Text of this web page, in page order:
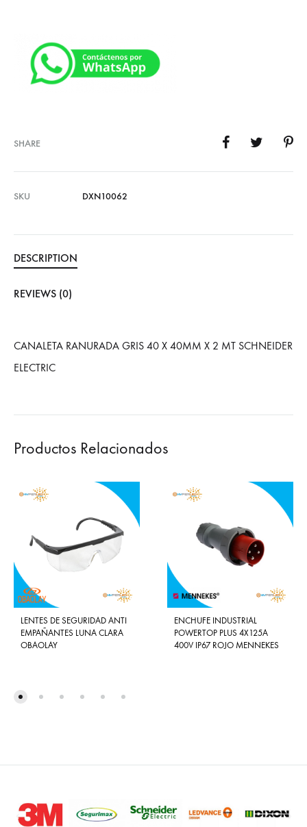
SHARE
SKU DXN10062
DESCRIPTION
REVIEWS (0)
CANALETA RANURADA GRIS 40 X 40MM X 2 MT SCHNEIDER
ELECTRIC
Productos Relacionados
LENTES DE SEGURIDAD ANTI
EMPAÑANTES LUNA CLARA
OBAOLAY
ENCHUFE INDUSTRIAL
POWERTOP PLUS 4X125A
400V IP67 ROJO MENNEKES